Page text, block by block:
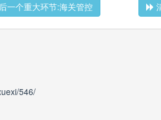
一个重大环节:海关管控
546/